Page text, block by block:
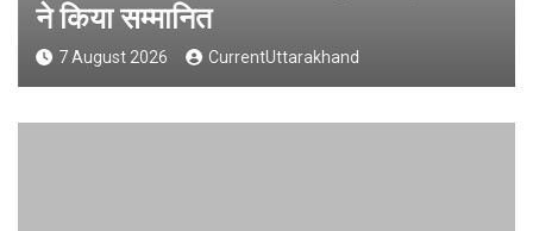
ने किया सम्मानित
7 August 2026 CurrentUttarakhand